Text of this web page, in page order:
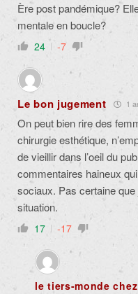
Ère post pandémique?
mentale en boucle?
24 -7
Le bon jugement 1
On peut bien rire des
chirurgie esthétique,
de vieillir dans l’oeil du
commentaires haineux
sociaux. Pas certaine que
situation.
17 -17
le tiers-monde